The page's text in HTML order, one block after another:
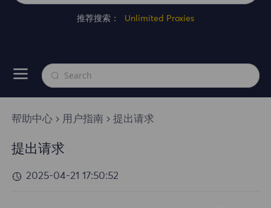
推荐搜索： Unlimited Proxies
帮助中心 用户指南 提出请求
提出请求
2025-04-21 17:50:52